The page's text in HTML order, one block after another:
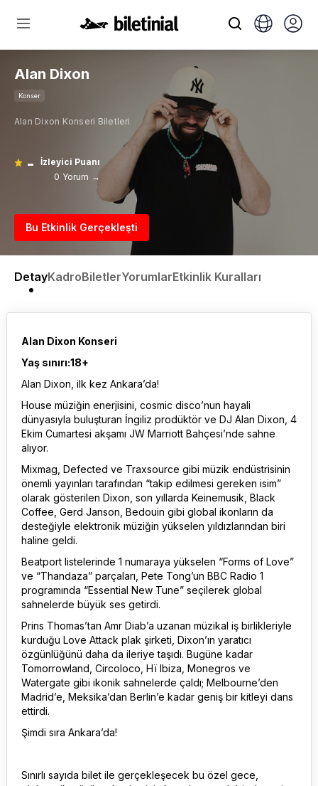
Alan Dixon
Konser
Alan Dixon Konseri Biletleri
-
İzleyici Puanı
0 Yorum →
Bu Etkinlik Gerçekleşti
DetayKadroBiletlerYorumlarEtkinlik Kuralları
Alan Dixon Konseri
Yaş sınırı:18+
Alan Dixon, ilk kez Ankara’da!
House müziğin enerjisini, cosmic disco’nun hayali
dünyasıyla buluşturan İngiliz prodüktör ve DJ Alan Dixon, 4
Ekim Cumartesi akşamı JW Marriott Bahçesi’nde sahne
alıyor.
Mixmag, Defected ve Traxsource gibi müzik endüstrisinin
önemli yayınları tarafından “takip edilmesi gereken isim”
olarak gösterilen Dixon, son yıllarda Keinemusik, Black
Coffee, Gerd Janson, Bedouin gibi global ikonların da
desteğiyle elektronik müziğin yükselen yıldızlarından biri
haline geldi.
Beatport listelerinde 1 numaraya yükselen “Forms of Love”
ve “Thandaza” parçaları, Pete Tong’un BBC Radio 1
programında “Essential New Tune” seçilerek global
sahnelerde büyük ses getirdi.
Prins Thomas’tan Amr Diab’a uzanan müzikal iş birlikleriyle
kurduğu Love Attack plak şirketi, Dixon’ın yaratıcı
özgünlüğünü daha da ileriye taşıdı. Bugüne kadar
Tomorrowland, Circoloco, Hï Ibiza, Monegros ve
Watergate gibi ikonik sahnelerde çaldı; Melbourne’den
Madrid’e, Meksika’dan Berlin’e kadar geniş bir kitleyi dans
ettirdi.
Şimdi sıra Ankara’da!
Sınırlı sayıda bilet ile gerçekleşecek bu özel gece,